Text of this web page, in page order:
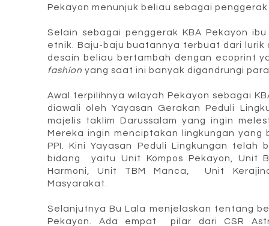
Pekayon menunjuk beliau sebagai
Selain sebagai penggerak KBA Pekayon
etnik. Baju-baju buatannya terbuat dari
desain beliau bertambah dengan ecoprint
fashion yang saat ini banyak digandrungi
Awal terpilihnya wilayah Pekayon sebagai
diawali oleh Yayasan Gerakan Peduli
majelis taklim Darussalam yang ingin
Mereka ingin menciptakan lingkungan
PPI. Kini Yayasan Peduli Lingkungan
bidang yaitu Unit Kompos Pekayon, Unit
Harmoni, Unit TBM Manca, Unit
Masyarakat.
Selanjutnya Bu Lala menjelaskan tentang
Pekayon. Ada empat pilar dari CSR